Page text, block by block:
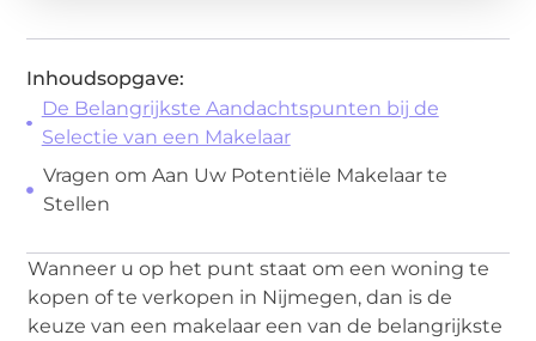
Inhoudsopgave:
De Belangrijkste Aandachtspunten bij de
Selectie van een Makelaar
Vragen om Aan Uw Potentiële Makelaar te
Stellen
Wanneer u op het punt staat om een woning te
kopen of te verkopen in Nijmegen, dan is de
keuze van een makelaar een van de belangrijkste